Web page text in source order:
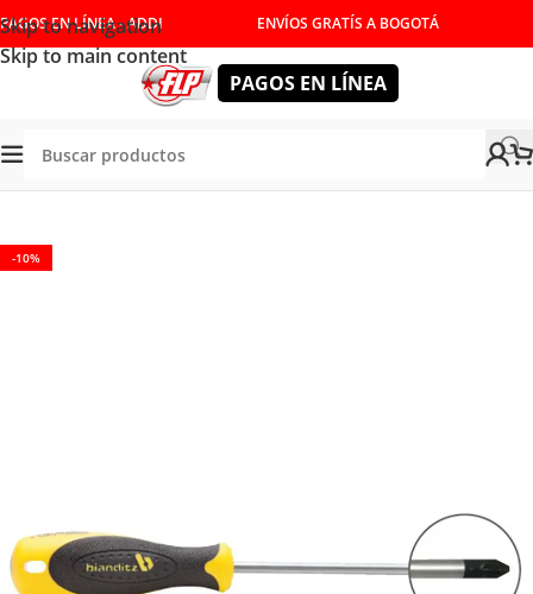
Skip to navigation
Skip to main content
PAGOS EN LÍNEA - ADDI ENVÍOS GRATÍS A BOGOTÁ
PAGOS EN LÍNEA
/DESTORNILLADORES Y LLAVES DESTORNILLADOR
-10%